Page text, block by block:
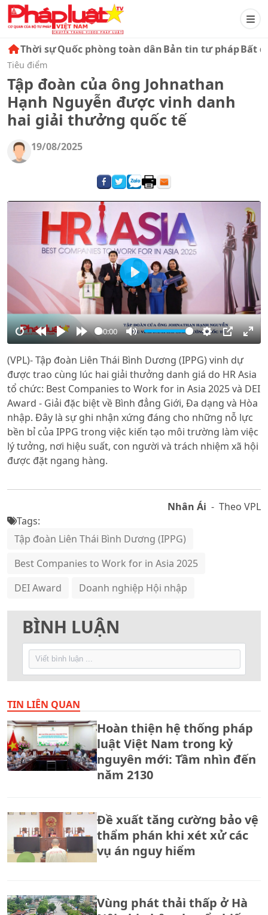
Thời sựQuốc phòng toàn dânBản tin tư phápBất
Tiêu điểm
Tập đoàn của ông Johnathan
Hạnh Nguyễn được vinh danh
hai giải thưởng quốc tế
19/08/2025
RestartRewind
10s
PlayForward
10s
00:00
Mute Settings
PIP
Play
(VPL)- Tập đoàn Liên Thái Bình Dương (IPPG) vinh dự
được trao cùng lúc hai giải thưởng danh giá do HR Asia
tổ chức: Best Companies to Work for in Asia 2025 và DEI
Award - Giải đặc biệt về Bình đẳng Giới, Đa dạng và Hòa
nhập. Đây là sự ghi nhận xứng đáng cho những nỗ lực
bền bỉ của IPPG trong việc kiến tạo môi trường làm việc
lý tưởng, nơi hiệu suất, con người và trách nhiệm xã hội
được đặt ngang hàng.
Nhân Ái - Theo VPL
Tags:
Tập đoàn Liên Thái Bình Dương (IPPG)
Best Companies to Work for in Asia 2025
DEI Award
Doanh nghiệp Hội nhập
BÌNH LUẬN
TIN LIÊN QUAN
Hoàn thiện hệ thống pháp
luật Việt Nam trong kỷ
nguyên mới: Tầm nhìn đến
năm 2130
Đề xuất tăng cường bảo vệ
thẩm phán khi xét xử các
vụ án nguy hiểm
Vùng phát thải thấp ở Hà